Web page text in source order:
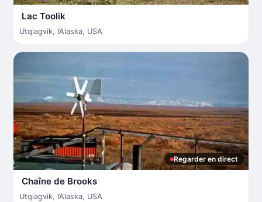
Lac Toolik
Utqiagvik, l’Alaska, USA
Regarder en direct
Chaîne de Brooks
Utqiagvik, l’Alaska, USA